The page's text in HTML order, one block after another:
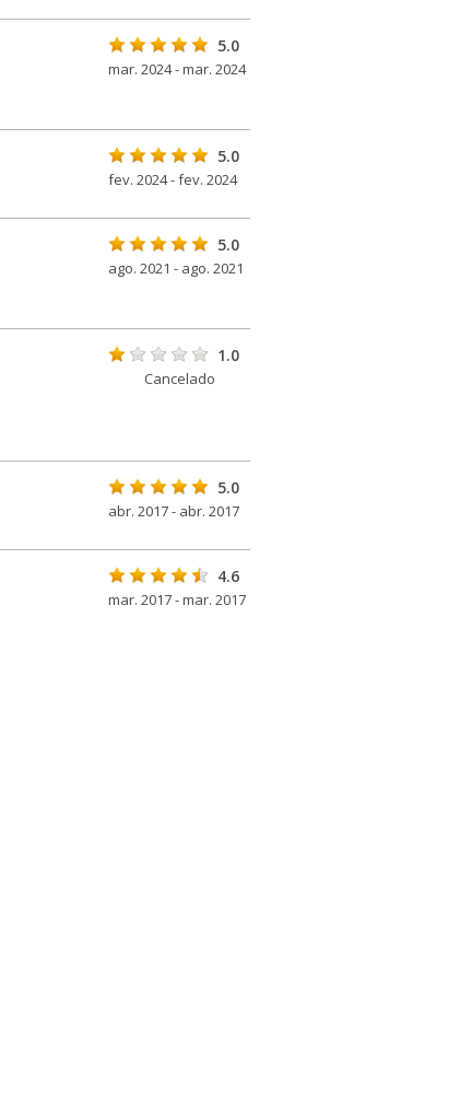
5.0
mar. 2024 - mar. 2024
5.0
fev. 2024 - fev. 2024
5.0
ago. 2021 - ago. 2021
1.0
Cancelado
5.0
abr. 2017 - abr. 2017
4.6
mar. 2017 - mar. 2017